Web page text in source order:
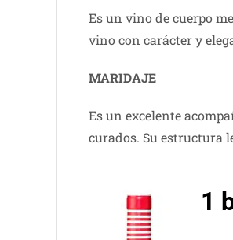
Es un vino de cuerpo
vino con carácter y
MARIDAJE
Es un excelente
curados. Su estructura
1